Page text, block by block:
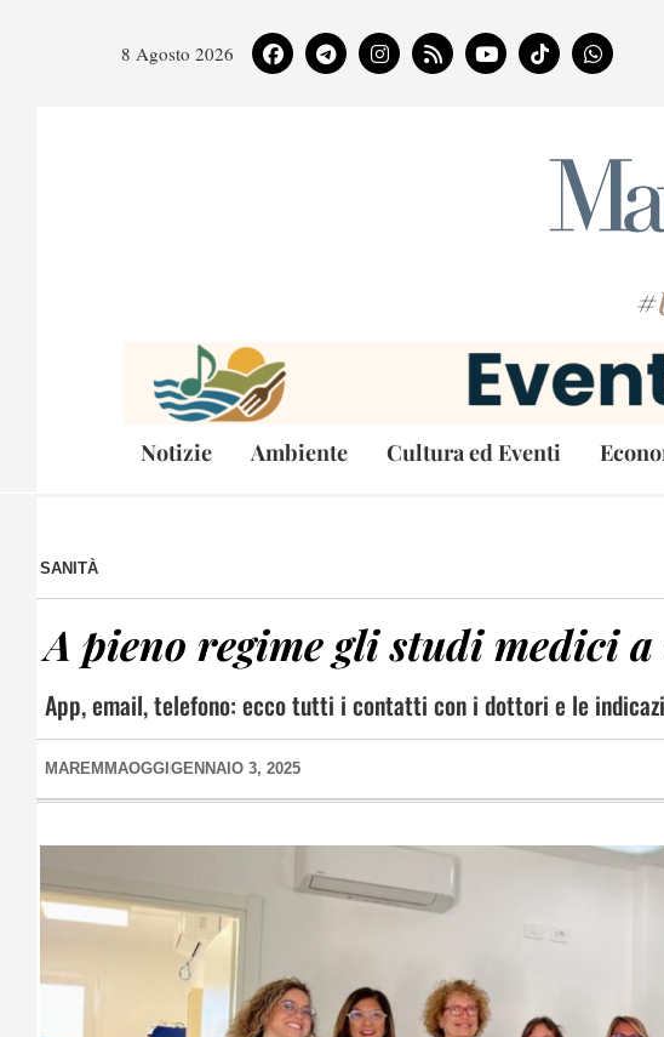
8 Agosto 2026
#
Notizie Ambiente Cultura ed Eventi
SANITÀ
A pieno regime gli studi medici
App, email, telefono: ecco tutti i contatti con i dottori e le
MAREMMAOGGI GENNAIO 3, 2025